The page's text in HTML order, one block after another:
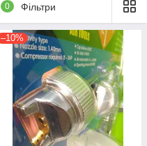
0 Фільтри
–10%